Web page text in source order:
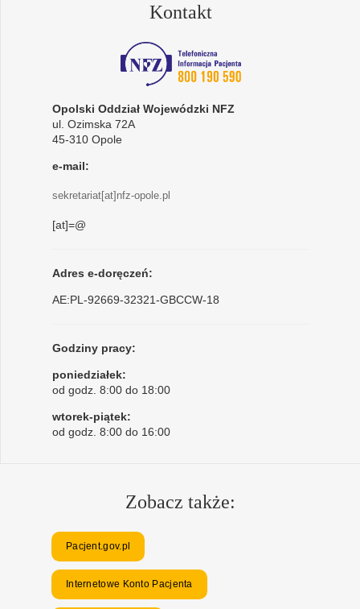
Kontakt
Opolski Oddział Wojewódzki NFZ
ul. Ozimska 72A
45-310 Opole
e-mail:
sekretariat[at]nfz-opole.pl
[at]=@
Adres e-doręczeń:
AE:PL-92669-32321-GBCCW-18
Godziny pracy:
poniedziałek:
od godz. 8:00 do 18:00
wtorek-piątek:
od godz. 8:00 do 16:00
Zobacz także:
Pacjent.gov.pl
Internetowe Konto Pacjenta